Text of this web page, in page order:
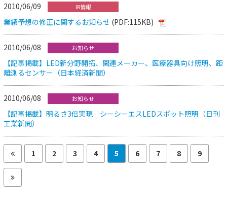
2010/06/09 IR情報
業績予想の修正に関するお知らせ (PDF:115KB)
2010/06/08 お知らせ
【記事掲載】LED新分野開拓、関連メーカー、医療器具向け照明、距
離測るセンサー（日本経済新聞）
2010/06/08 お知らせ
【記事掲載】明るさ3倍実現 シーシーエスLEDスポット照明（日刊
工業新聞）
1 2 3 4 5 6 7 8 9